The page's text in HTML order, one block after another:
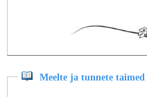
Meelte ja tunnete taimed